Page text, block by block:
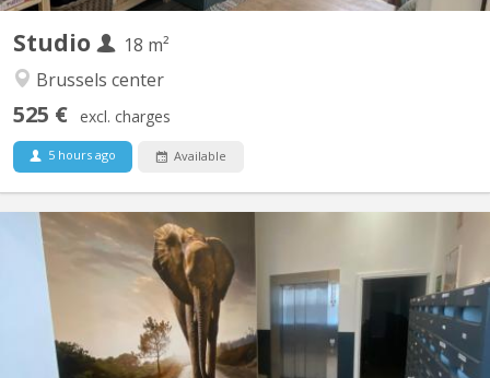
Studio
18 m²
Brussels center
525 € excl. charges
5 hours ago Available
BK 17142
Rooms & Studios from €680/month – Brussels City Centre
International Student & Young Professional Residence Located in
the heart of Brussels City Centre, just a short walk from Place
Rogier, De Brouckère, Brussels-North Station and the Grand
Place, Pelican House offers a selection of fully...